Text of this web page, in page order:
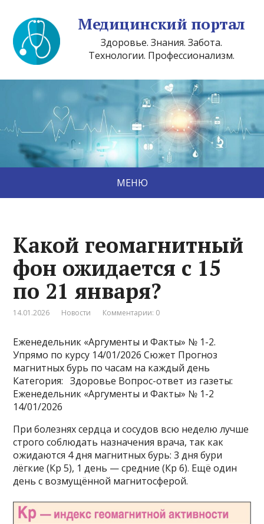
Медицинский портал
Здоровье. Знания. Забота.
Технологии. Профессионализм.
МЕНЮ
Какой геомагнитный
фон ожидается c 15
по 21 января?
14.01.2026 Новости Комментарии: 0
Еженедельник «Аргументы и Факты» № 1-2.
Упрямо по курсу 14/01/2026Сюжет Прогноз
магнитных бурь по часам на каждый день
Категория: Здоровье Вопрос-ответ из газеты:
Еженедельник «Аргументы и Факты» № 1-2
14/01/2026
При болезнях сердца и сосудов всю неделю лучше
строго соблюдать назначения врача, так как
ожидаются 4 дня магнитных бурь: 3 дня бури
лёгкие (Кр 5), 1 день — средние (Кр 6). Ещё один
день с возмущённой магнитосферой.